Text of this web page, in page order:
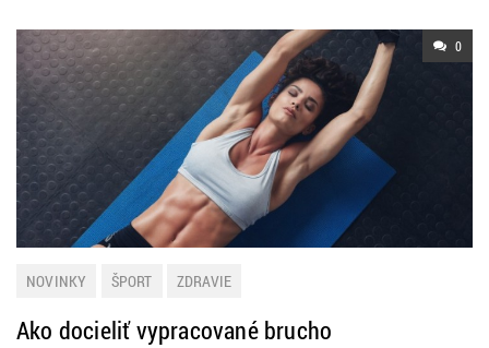
0
NOVINKY ŠPORT ZDRAVIE
Ako docieliť vypracované brucho